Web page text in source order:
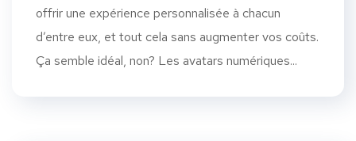
offrir une expérience personnalisée à chacun
d’entre eux, et tout cela sans augmenter vos coûts.
Ça semble idéal, non? Les avatars numériques...